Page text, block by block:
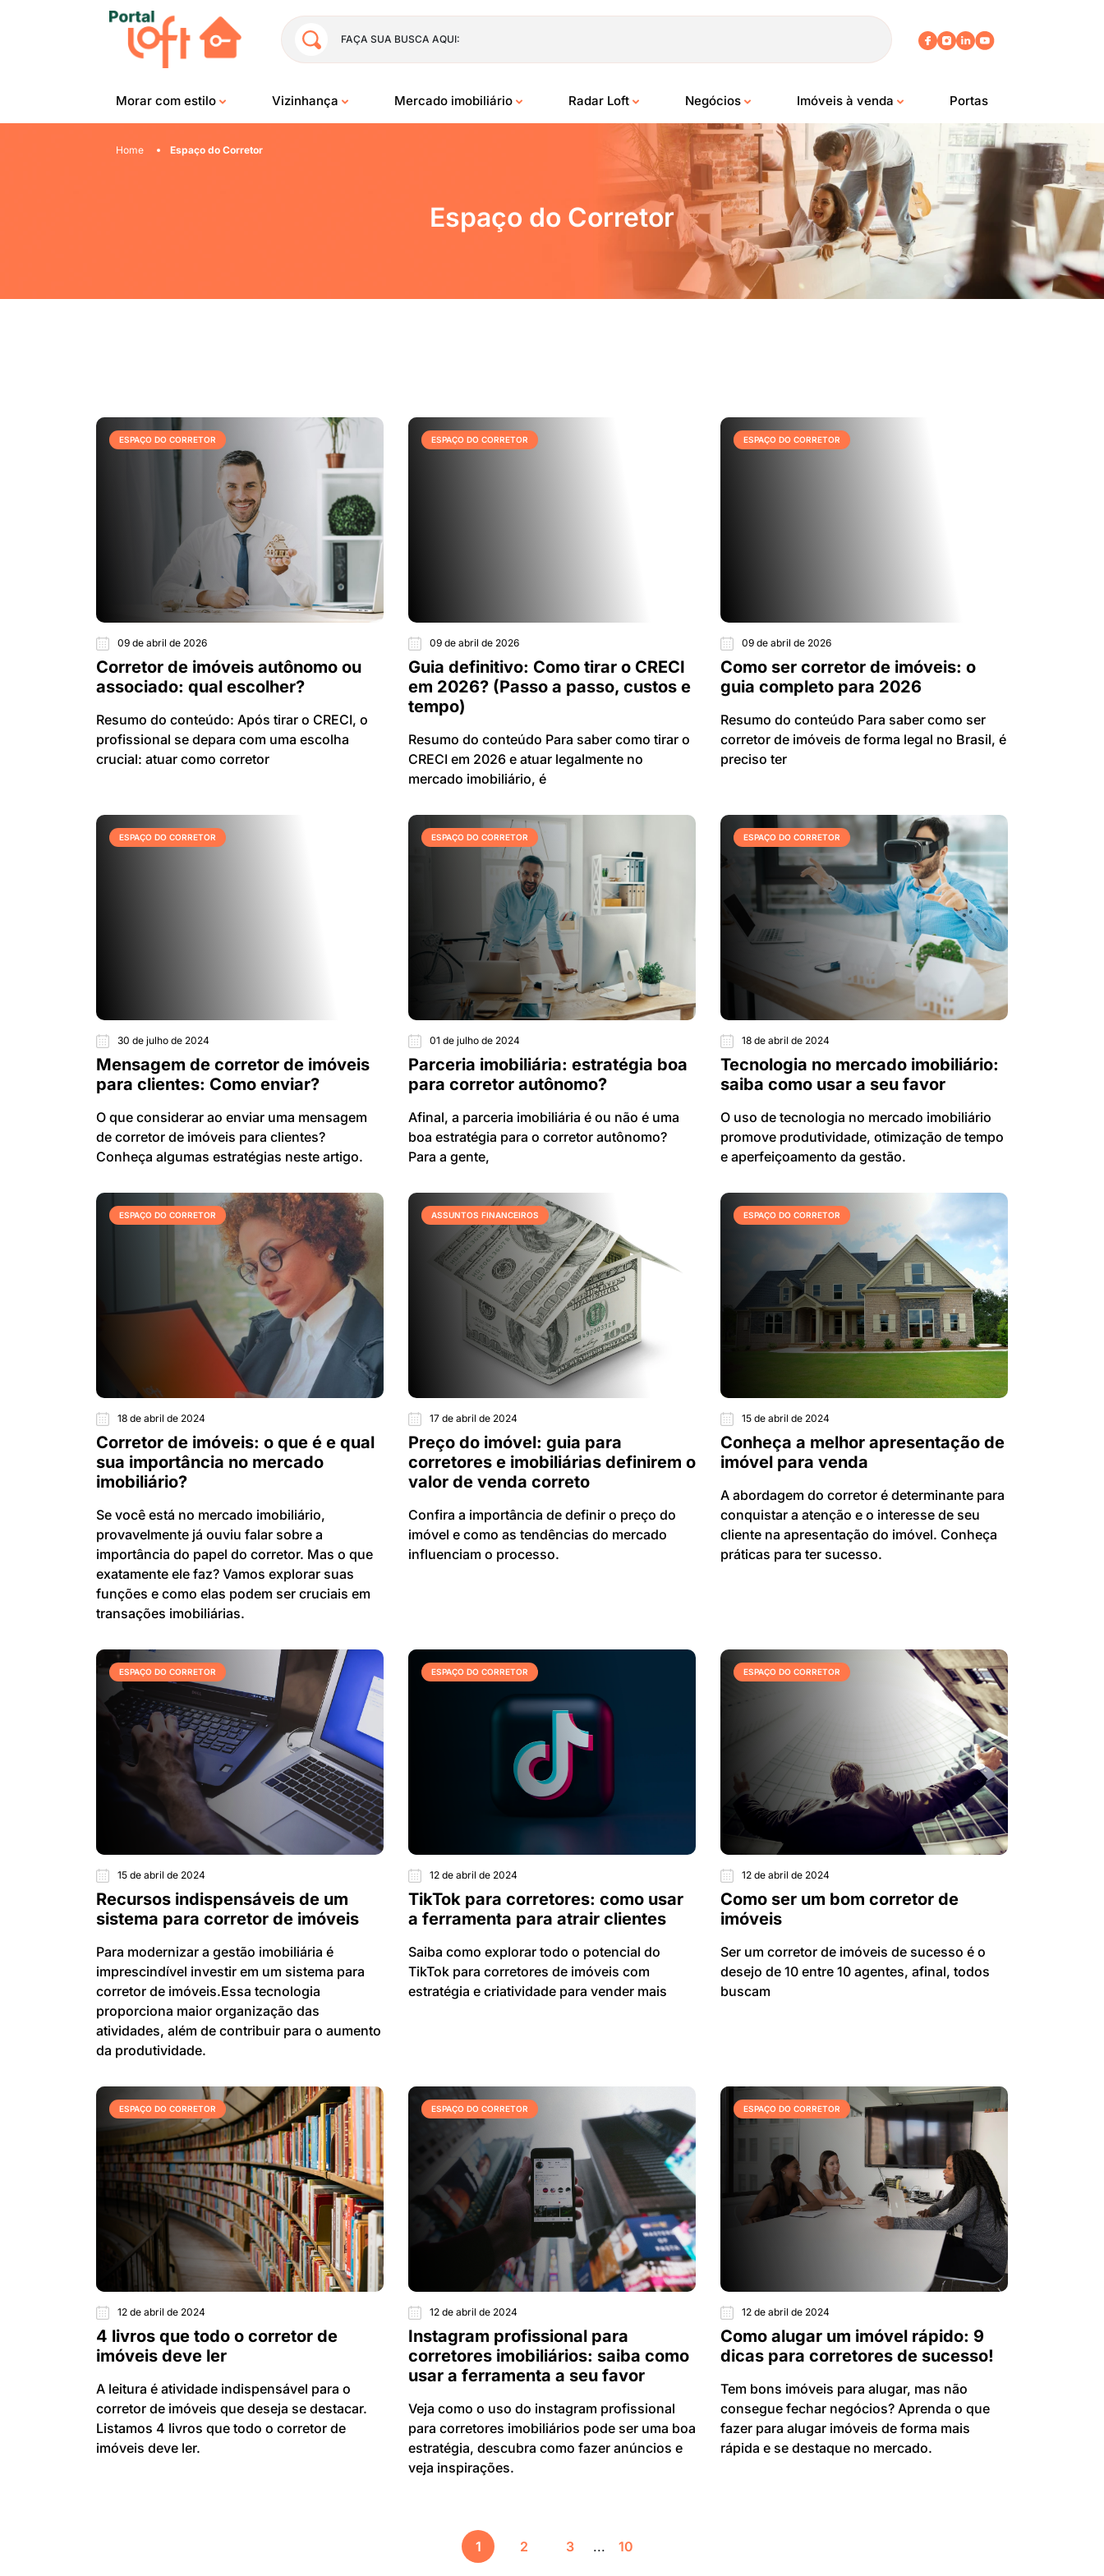
FAÇA SUA BUSCA AQUI:
Morar com estilo Vizinhança Mercado imobiliário Radar Loft Negócios Imóveis à venda Portas
Home Espaço do Corretor
Espaço do Corretor
ESPAÇO DO CORRETOR
09 de abril de 2026
Corretor de imóveis autônomo ou
associado: qual escolher?
Resumo do conteúdo: Após tirar o CRECI, o
profissional se depara com uma escolha
crucial: atuar como corretor
ESPAÇO DO CORRETOR
09 de abril de 2026
Guia definitivo: Como tirar o CRECI
em 2026? (Passo a passo, custos e
tempo)
Resumo do conteúdo Para saber como tirar o
CRECI em 2026 e atuar legalmente no
mercado imobiliário, é
ESPAÇO DO CORRETOR
09 de abril de 2026
Como ser corretor de imóveis: o
guia completo para 2026
Resumo do conteúdo Para saber como ser
corretor de imóveis de forma legal no Brasil, é
preciso ter
ESPAÇO DO CORRETOR
30 de julho de 2024
Mensagem de corretor de imóveis
para clientes: Como enviar?
O que considerar ao enviar uma mensagem
de corretor de imóveis para clientes?
Conheça algumas estratégias neste artigo.
ESPAÇO DO CORRETOR
01 de julho de 2024
Parceria imobiliária: estratégia boa
para corretor autônomo?
Afinal, a parceria imobiliária é ou não é uma
boa estratégia para o corretor autônomo?
Para a gente,
ESPAÇO DO CORRETOR
18 de abril de 2024
Tecnologia no mercado imobiliário:
saiba como usar a seu favor
O uso de tecnologia no mercado imobiliário
promove produtividade, otimização de tempo
e aperfeiçoamento da gestão.
ESPAÇO DO CORRETOR
18 de abril de 2024
Corretor de imóveis: o que é e qual
sua importância no mercado
imobiliário?
Se você está no mercado imobiliário,
provavelmente já ouviu falar sobre a
importância do papel do corretor. Mas o que
exatamente ele faz? Vamos explorar suas
funções e como elas podem ser cruciais em
transações imobiliárias.
ASSUNTOS FINANCEIROS
17 de abril de 2024
Preço do imóvel: guia para
corretores e imobiliárias definirem o
valor de venda correto
Confira a importância de definir o preço do
imóvel e como as tendências do mercado
influenciam o processo.
ESPAÇO DO CORRETOR
15 de abril de 2024
Conheça a melhor apresentação de
imóvel para venda
A abordagem do corretor é determinante para
conquistar a atenção e o interesse de seu
cliente na apresentação do imóvel. Conheça
práticas para ter sucesso.
ESPAÇO DO CORRETOR
15 de abril de 2024
Recursos indispensáveis de um
sistema para corretor de imóveis
Para modernizar a gestão imobiliária é
imprescindível investir em um sistema para
corretor de imóveis.Essa tecnologia
proporciona maior organização das
atividades, além de contribuir para o aumento
da produtividade.
ESPAÇO DO CORRETOR
12 de abril de 2024
TikTok para corretores: como usar
a ferramenta para atrair clientes
Saiba como explorar todo o potencial do
TikTok para corretores de imóveis com
estratégia e criatividade para vender mais
ESPAÇO DO CORRETOR
12 de abril de 2024
Como ser um bom corretor de
imóveis
Ser um corretor de imóveis de sucesso é o
desejo de 10 entre 10 agentes, afinal, todos
buscam
ESPAÇO DO CORRETOR
12 de abril de 2024
4 livros que todo o corretor de
imóveis deve ler
A leitura é atividade indispensável para o
corretor de imóveis que deseja se destacar.
Listamos 4 livros que todo o corretor de
imóveis deve ler.
ESPAÇO DO CORRETOR
12 de abril de 2024
Instagram profissional para
corretores imobiliários: saiba como
usar a ferramenta a seu favor
Veja como o uso do instagram profissional
para corretores imobiliários pode ser uma boa
estratégia, descubra como fazer anúncios e
veja inspirações.
ESPAÇO DO CORRETOR
12 de abril de 2024
Como alugar um imóvel rápido: 9
dicas para corretores de sucesso!
Tem bons imóveis para alugar, mas não
consegue fechar negócios? Aprenda o que
fazer para alugar imóveis de forma mais
rápida e se destaque no mercado.
1 2 3 ... 10